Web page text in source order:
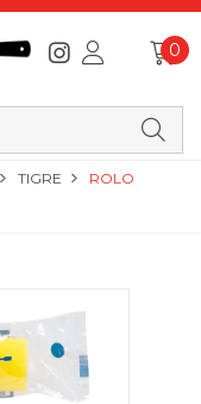
0
TIGRE
ROLO